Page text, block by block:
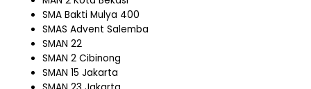
SMA Bakti Mulya 400
SMAS Advent Salemba
SMAN 22
SMAN 2 Cibinong
SMAN 15 Jakarta